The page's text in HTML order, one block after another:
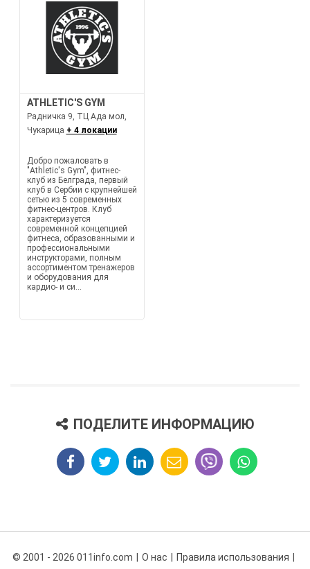
ATHLETIC'S GYM
Радничка 9, ТЦ Ада мол,
Чукарица + 4 локации
Добро пожаловать в
"Athletic's Gym", фитнес-
клуб из Белграда, первый
клуб в Сербии с крупнейшей
сетью из 5 современных
фитнес-центров. Клуб
характеризуется
современной концепцией
фитнеса, образованными и
профессиональными
инструкторами, полным
ассортиментом тренажеров
и оборудования для
кардио- и си...
ПОДЕЛИТЕ ИНФОРМАЦИЮ
© 2001 - 2026 011info.com О нас Правила использования